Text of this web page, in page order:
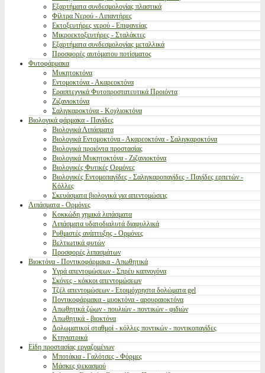
Εξαρτήματα συνδεσμολογίας πλαστικά
Φίλτρα Νερού - Λιπαντήρες
Εκτοξευτήρες νερού - Επιφανείας
Μικροεκτοξευτήρες - Σταλάκτες
Εξαρτήματα συνδεσμολογίας μεταλλικά
Προσφορές αυτόματου ποτίσματος
Φυτοφάρμακα
Μυκητοκτόνα
Εντομοκτόνα - Ακαρεοκτόνα
Ερασιτεχνικά Φυτοπροστατευτικά Προιόντα
Ζιζανιοκτόνα
Σαλιγκαροκτόνα - Κοχλιοκτόνα
Βιολογικά φάρμακα - Παγίδες
Βιολογικά Λιπάσματα
Βιολογικά Εντομοκτόνα - Ακαρεοκτόνα - Σαλιγκαροκτόνα
Βιολογικά προιόντα προστασίας
Βιολογικά Μυκητοκτόνα - Ζιζανιοκτόνα
Βιολογικές Φυτικές Ορμόνες
Βιολογικές Εντομοπαγίδες - Σαλιγκαροπαγίδες - Παγίδες ερπετών -
Κόλλες
Σκευάσματα βιολογικά για απεντομώσεις
Λιπάσματα - Ορμόνες
Κοκκώδη χημικά λιπάσματα
Λιπάσματα υδατοδιαλυτά διαφυλλικά
Ρυθμιστές ανάπτυξης - Ορμόνες
Βελτιωτικά φυτών
Προσφορές λιπασμάτων
Βιοκτόνα - Ποντικοφάρμακα - Απωθητικά
Υγρά απεντομώσεων - Σπρέυ καπνογόνα
Σκόνες - κόκκοι απεντομώσεων
Τζέλ απεντομώσεων - Ετοιμόχρηστα δολώματα gel
Ποντικοφάρμακα - μυοκτόνα - αρουραιοκτόνα
Απωθητικά ζώων - πουλιών - ποντικών - φιδιών
Απωθητικά - βιοκτόνα
Δολωματικοί σταθμοί - κόλλες ποντικών - ποντικοπαγίδες
Κτηνιατρικά
Είδη προστασίας εργαζομένων
Μποτάκια - Γαλότσες - Φόρμες
Μάσκες ψεκασμού